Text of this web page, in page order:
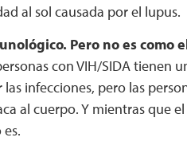
al sol causada por el lupus.
Pero no es como
con VIH/SIDA tienen
infecciones, pero las
al cuerpo. Y mientras que